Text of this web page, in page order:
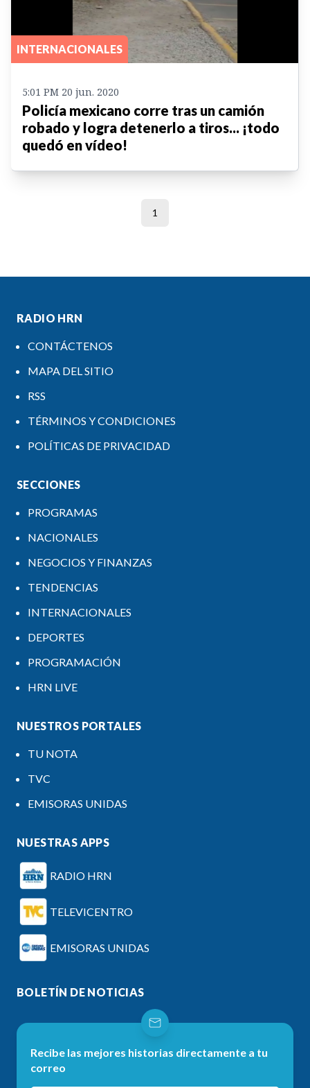
INTERNACIONALES
5:01 PM 20 jun. 2020
Policía mexicano corre tras un camión
robado y logra detenerlo a tiros... ¡todo
quedó en vídeo!
1
RADIO HRN
CONTÁCTENOS
MAPA DEL SITIO
RSS
TÉRMINOS Y CONDICIONES
POLÍTICAS DE PRIVACIDAD
SECCIONES
PROGRAMAS
NACIONALES
NEGOCIOS Y FINANZAS
TENDENCIAS
INTERNACIONALES
DEPORTES
PROGRAMACIÓN
HRN LIVE
NUESTROS PORTALES
TU NOTA
TVC
EMISORAS UNIDAS
NUESTRAS APPS
RADIO HRN
TELEVICENTRO
EMISORAS UNIDAS
BOLETÍN DE NOTICIAS
Recibe las mejores historias directamente a tu
correo